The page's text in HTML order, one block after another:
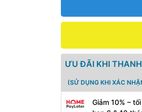
ƯU ĐÃI KHI
(SỬ DỤNG KHI XÁC
Giảm 10% –